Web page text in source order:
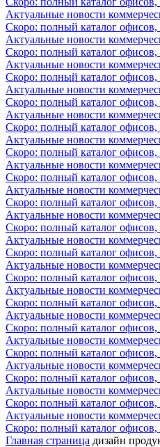
Актуальные новости
Скоро: полный каталог
Актуальные новости
Скоро: полный каталог
Актуальные новости
Скоро: полный каталог
Актуальные новости
Скоро: полный каталог
Актуальные новости
Скоро: полный каталог
Актуальные новости
Скоро: полный каталог
Актуальные новости
Скоро: полный каталог
Актуальные новости
Скоро: полный каталог
Актуальные новости
Скоро: полный каталог
Актуальные новости
Скоро: полный каталог
Актуальные новости
Скоро: полный каталог
Актуальные новости
Скоро: полный каталог
Актуальные новости
Скоро: полный каталог
Актуальные новости
Скоро: полный каталог
Актуальные новости
Скоро: полный каталог
Актуальные новости
Скоро: полный каталог
Актуальные новости
Скоро: полный каталог
Главная страница дизайн